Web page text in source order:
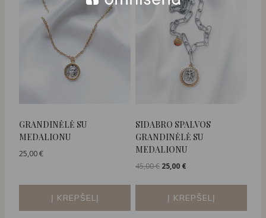
GRANDINĖLĖ SU
MEDALIONU
25,00€
Į KREPŠELĮ
SIDABRO SPALVOS
GRANDINĖLĖ SU
MEDALIONU
45,00€ Original
was:
45,00 €.
25,00 €
is:
25,00 €.
Į KREPŠELĮ